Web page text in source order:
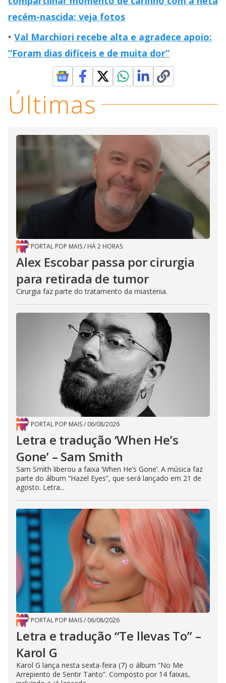
recém-nascida; veja fotos
Val Marchiori recebe alta e agradece apoio:
“Foram dias difíceis e de muita dor”
Últimas
PORTAL POP MAIS/ HÁ 2 HORAS
Alex Escobar passa por cirurgia
para retirada de tumor
Cirurgia faz parte do tratamento da miastenia.
PORTAL POP MAIS/ 06/08/2026
Letra e tradução ‘When He’s
Gone’ – Sam Smith
Sam Smith liberou a faixa ‘When He’s Gone’. A música faz
parte do álbum “Hazel Eyes”, que será lançado em 21 de
agosto. Letra...
PORTAL POP MAIS/ 06/08/2026
Letra e tradução “Te llevas To” –
Karol G
Karol G lança nesta sexta-feira (7) o álbum “No Me
Arrepiento de Sentir Tanto”. Composto por 14 faixas,